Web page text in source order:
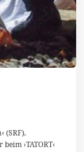
(SRF),
›TATORT‹